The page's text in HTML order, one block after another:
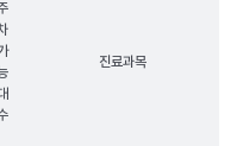
진료과목